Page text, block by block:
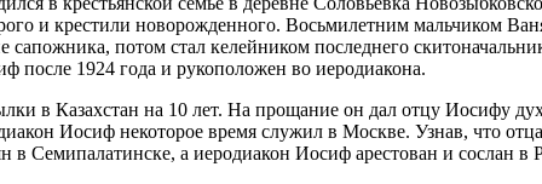
и крестили новорожденного. Восьмилетним мальчиком
потом стал келейником последнего
1924 года и рукоположен во иеродиакона.
в Казахстан на 10 лет. На прощание он дал отцу Иосифу
Иосиф некоторое время служил в Москве. Узнав, что
Семипалатинске, а иеродиакон Иосиф арестован и сослан в